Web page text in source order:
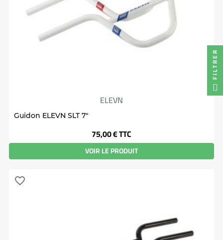
ELEVN
Guidon ELEVN SLT 7"
Prix
75,00 €TTC
VOIR LE PRODUIT
favorite_border
FILTRER